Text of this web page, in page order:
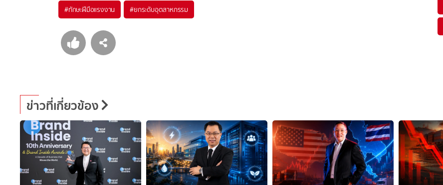
#ทักษะฝีมือแรงงาน #ยกระดับอุตสาหกรรม
ข่าวที่เกี่ยวข้อง